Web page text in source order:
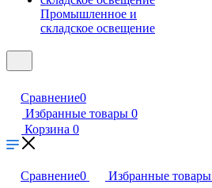
Промышленное и
складское освещение
Сравнение0
Избранные товары 0
Корзина 0
Сравнение0 Избранные товары